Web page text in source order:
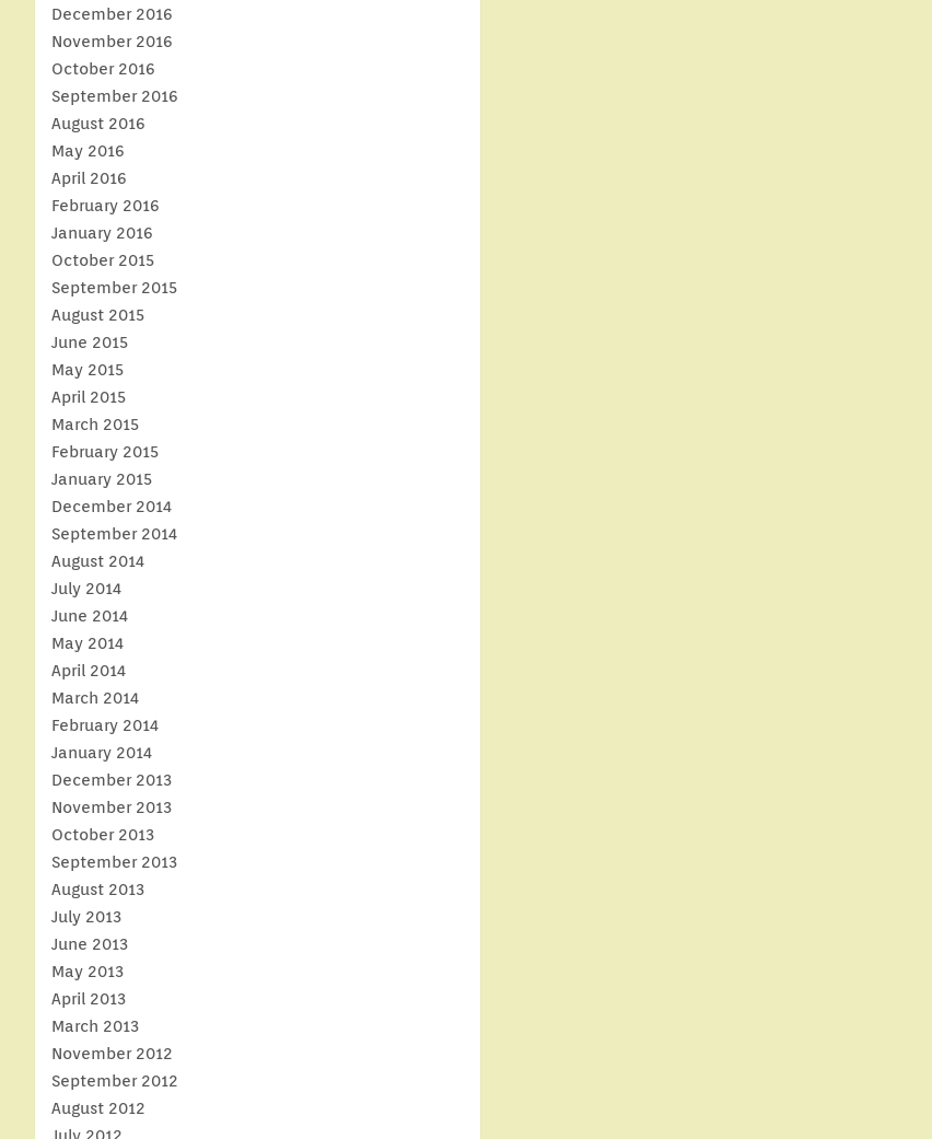
December 2016
November 2016
October 2016
September 2016
August 2016
May 2016
April 2016
February 2016
January 2016
October 2015
September 2015
August 2015
June 2015
May 2015
April 2015
March 2015
February 2015
January 2015
December 2014
September 2014
August 2014
July 2014
June 2014
May 2014
April 2014
March 2014
February 2014
January 2014
December 2013
November 2013
October 2013
September 2013
August 2013
July 2013
June 2013
May 2013
April 2013
March 2013
November 2012
September 2012
August 2012